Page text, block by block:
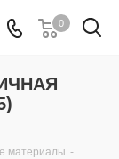
0
материалы -